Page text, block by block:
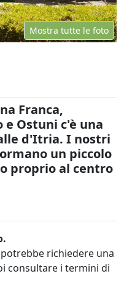
Mostra tutte le foto
Franca,
Ostuni c'è una
d'Itria. I nostri
un piccolo
proprio al centro
richiedere una
consultare i termini di